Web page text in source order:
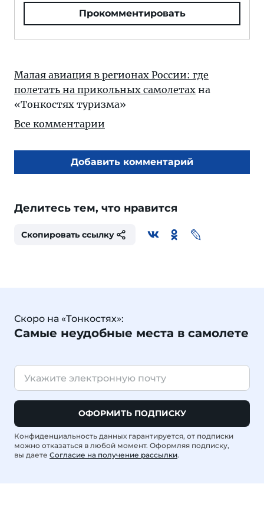
Прокомментировать
Малая авиация в регионах России: где
полетать на прикольных самолетах на
«Тонкостях туризма»
Все комментарии
Добавить комментарий
Делитесь тем, что нравится
Скопировать ссылку
Скоро на «Тонкостях»:
Самые неудобные места в самолете
ОФОРМИТЬ ПОДПИСКУ
Конфиденциальность данных гарантируется, от подписки
можно отказаться в любой момент. Оформляя подписку,
вы даете Согласие на получение рассылки.